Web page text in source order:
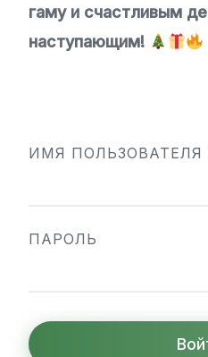
гаму и счастливым
наступающим!
ИМЯ
ПАРОЛЬ